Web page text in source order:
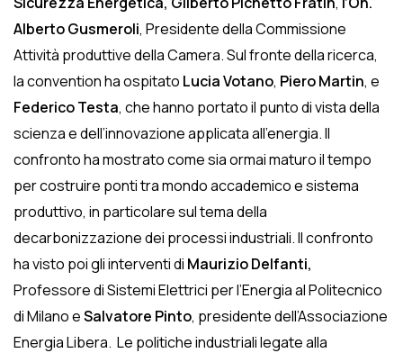
Alberto Gusmeroli, Presidente della Commissione
Attività produttive della Camera. Sul fronte della ricerca,
la convention ha ospitato Lucia Votano, Piero Martin, e
Federico Testa, che hanno portato il punto di vista della
scienza e dell’innovazione applicata all’energia. Il
confronto ha mostrato come sia ormai maturo il tempo
per costruire ponti tra mondo accademico e sistema
produttivo, in particolare sul tema della
decarbonizzazione dei processi industriali. Il confronto
ha visto poi gli interventi di Maurizio Delfanti,
Professore di Sistemi Elettrici per l’Energia al Politecnico
di Milano eSalvatore Pinto, presidente dell’Associazione
Energia Libera. Le politiche industriali legate alla